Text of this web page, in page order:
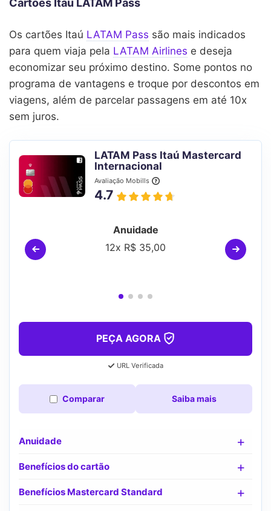
Cartões Itaú LATAM Pass
Os cartões Itaú LATAM Pass são mais indicados
para quem viaja pela LATAM Airlines e deseja
economizar seu próximo destino. Some pontos no
programa de vantagens e troque por descontos em
viagens, além de parcelar passagens em até 10x
sem juros.
LATAM Pass Itaú Mastercard
Internacional
Avaliação Mobills
4.7
Anuidade
12x R$ 35,00
PEÇA AGORA
URL Verificada
Comparar Saiba mais
Anuidade
Benefícios do cartão
Benefícios Mastercard Standard